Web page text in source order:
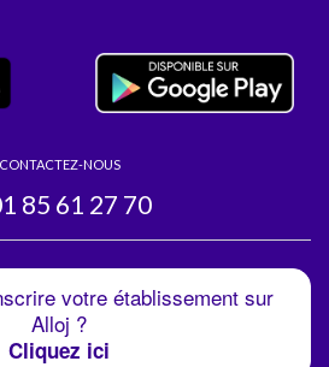
CONTACTEZ-NOUS
85 61 27 70
votre établissement sur
Alloj ?
Cliquez ici